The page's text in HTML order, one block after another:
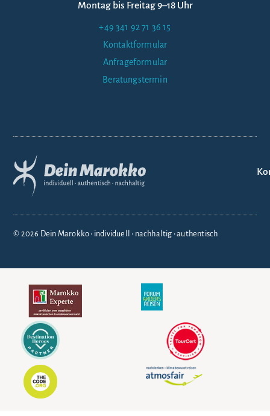
Montag bis Freitag 9–18 Uhr
+49 341 92 71 36 15
Kontaktformular
Anfrageformular
Beratungstermin
© 2026 Dein Marokko • individuell • nachhaltig • authentisch